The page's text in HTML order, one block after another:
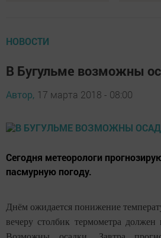
НОВОСТИ
В Бугульме возможны
Автор, 17 марта 2018 - 08:00
Сегодня метеорологи
пасмурную погоду.
Днём ожидается понижение
вечеру столбик термометра